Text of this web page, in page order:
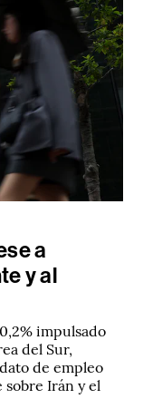
a
y al
impulsado
del Sur,
de empleo
Irán y el